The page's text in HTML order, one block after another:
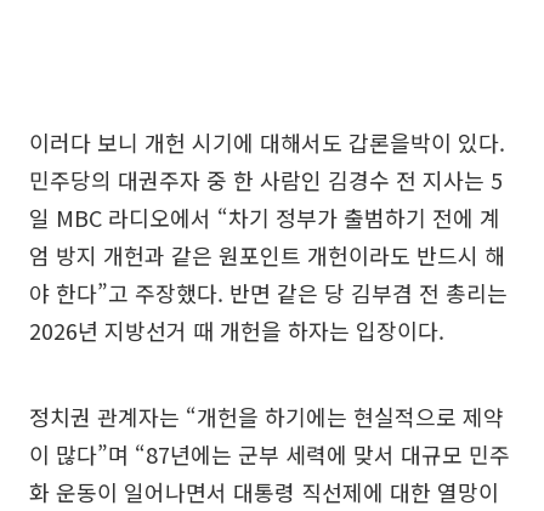
이러다 보니 개헌 시기에 대해서도 갑론을박이 있다.
민주당의 대권주자 중 한 사람인 김경수 전 지사는 5
일 MBC 라디오에서 “차기 정부가 출범하기 전에 계
엄 방지 개헌과 같은 원포인트 개헌이라도 반드시 해
야 한다”고 주장했다. 반면 같은 당 김부겸 전 총리는
2026년 지방선거 때 개헌을 하자는 입장이다.
정치권 관계자는 “개헌을 하기에는 현실적으로 제약
이 많다”며 “87년에는 군부 세력에 맞서 대규모 민주
화 운동이 일어나면서 대통령 직선제에 대한 열망이